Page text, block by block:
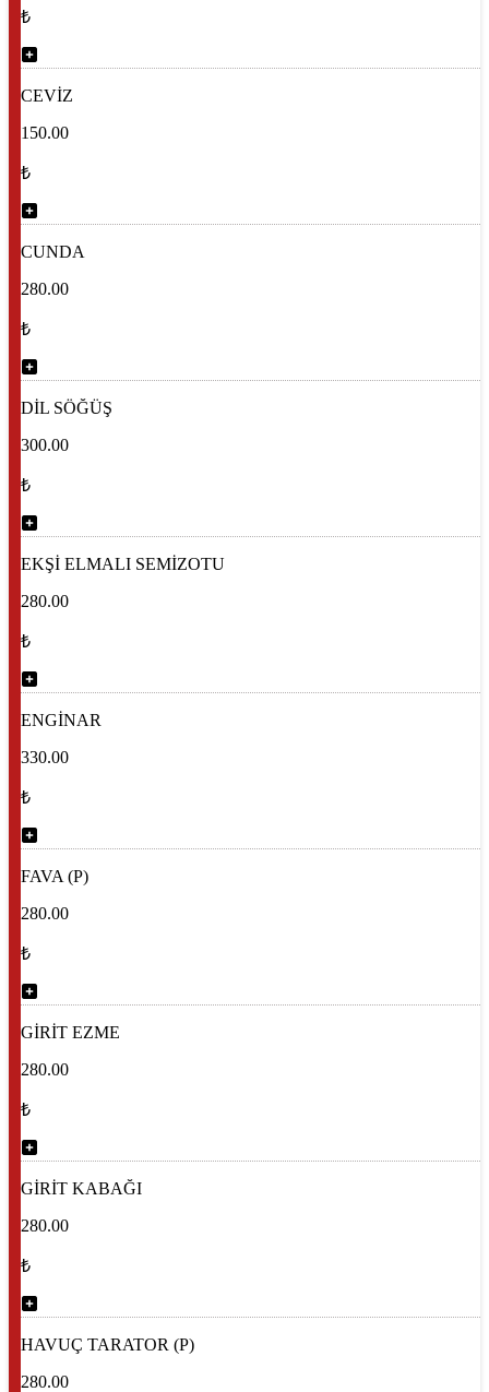
₺
CEVİZ
150.00
₺
CUNDA
280.00
₺
DİL SÖĞÜŞ
300.00
₺
EKŞİ ELMALI SEMİZOTU
280.00
₺
ENGİNAR
330.00
₺
FAVA (P)
280.00
₺
GİRİT EZME
280.00
₺
GİRİT KABAĞI
280.00
₺
HAVUÇ TARATOR (P)
280.00